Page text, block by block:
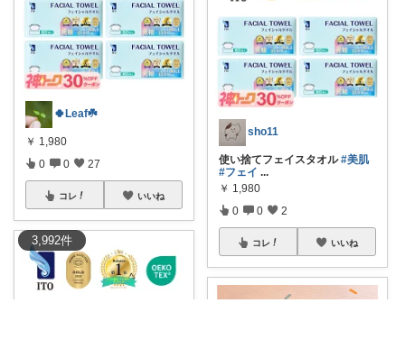
3,992件
🍀Leaf☘️
￥ 1,980
0 0 27
コレ いいね
sho11
使い捨てフェイスタオル#美肌
#フェイ ...
￥ 1,980
0 0 2
コレ いいね